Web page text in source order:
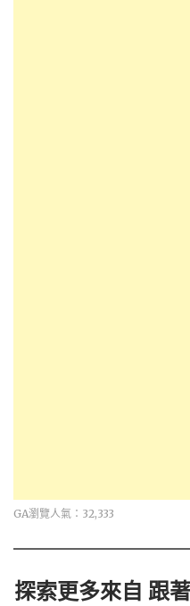
GA瀏覽人氣：32,333
探索更多來自 跟